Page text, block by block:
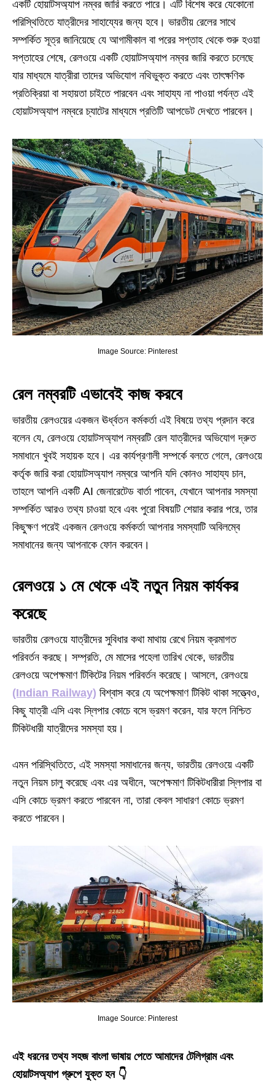
একটি হোয়াটসঅ্যাপ নম্বর জারি করতে পারে। এটি বিশেষ করে যেকোনো
পরিস্থিতিতে যাত্রীদের সাহায্যের জন্য হবে। ভারতীয় রেলের সাথে
সম্পর্কিত সূত্র জানিয়েছে যে আগামীকাল বা পরের সপ্তাহ থেকে শুরু হওয়া
সপ্তাহের শেষে, রেলওয়ে একটি হোয়াটসঅ্যাপ নম্বর জারি করতে চলেছে
যার মাধ্যমে যাত্রীরা তাদের অভিযোগ নথিভুক্ত করতে এবং তাৎক্ষণিক
প্রতিক্রিয়া বা সহায়তা চাইতে পারবেন এবং সাহায্য না পাওয়া পর্যন্ত এই
হোয়াটসঅ্যাপ নম্বরে চ্যাটের মাধ্যমে প্রতিটি আপডেট দেখতে পারবেন।
Image Source: Pinterest
রেল নম্বরটি এভাবেই কাজ করবে
ভারতীয় রেলওয়ের একজন ঊর্ধ্বতন কর্মকর্তা এই বিষয়ে তথ্য প্রদান করে
বলেন যে, রেলওয়ে হোয়াটসঅ্যাপ নম্বরটি রেল যাত্রীদের অভিযোগ দ্রুত
সমাধানে খুবই সহায়ক হবে। এর কার্যপ্রণালী সম্পর্কে বলতে গেলে, রেলওয়ে
কর্তৃক জারি করা হোয়াটসঅ্যাপ নম্বরে আপনি যদি কোনও সাহায্য চান,
তাহলে আপনি একটি AI জেনারেটেড বার্তা পাবেন, যেখানে আপনার সমস্যা
সম্পর্কিত আরও তথ্য চাওয়া হবে এবং পুরো বিষয়টি শেয়ার করার পরে, তার
কিছুক্ষণ পরেই একজন রেলওয়ে কর্মকর্তা আপনার সমস্যাটি অবিলম্বে
সমাধানের জন্য আপনাকে ফোন করবেন।
রেলওয়ে ১ মে থেকে এই নতুন নিয়ম কার্যকর
করেছে
ভারতীয় রেলওয়ে যাত্রীদের সুবিধার কথা মাথায় রেখে নিয়ম ক্রমাগত
পরিবর্তন করছে। সম্প্রতি, মে মাসের পহেলা তারিখ থেকে, ভারতীয়
রেলওয়ে অপেক্ষমাণ টিকিটের নিয়ম পরিবর্তন করেছে। আসলে, রেলওয়ে
(Indian Railway) বিশ্বাস করে যে অপেক্ষমাণ টিকিট থাকা সত্ত্বেও,
কিছু যাত্রী এসি এবং স্লিপার কোচে বসে ভ্রমণ করেন, যার ফলে নিশ্চিত
টিকিটধারী যাত্রীদের সমস্যা হয়।
এমন পরিস্থিতিতে, এই সমস্যা সমাধানের জন্য, ভারতীয় রেলওয়ে একটি
নতুন নিয়ম চালু করেছে এবং এর অধীনে, অপেক্ষমাণ টিকিটধারীরা স্লিপার বা
এসি কোচে ভ্রমণ করতে পারবেন না, তারা কেবল সাধারণ কোচে ভ্রমণ
করতে পারবেন।
Image Source: Pinterest
এই ধরনের তথ্য সহজ বাংলা ভাষায় পেতে আমাদের টেলিগ্রাম এবং
হোয়াটসঅ্যাপ গ্রুপে যুক্ত হন 👇